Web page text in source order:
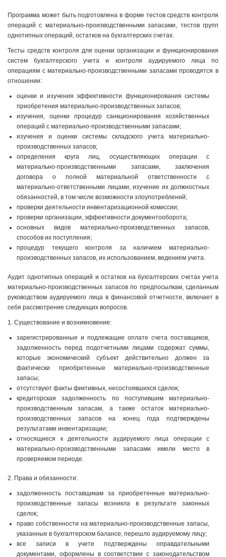
Программа может быть подготовлена в форме тестов средств контроля
операций с материально-производственными запасами, тестов групп
однотипных операций, остатков на бухгалтерских счетах.
Тесты средств контроля для оценки организации и функционирования
систем бухгалтерского учета и контроля аудируемого лица по
операциям с материально-производственными запасами проводятся в
отношении:
оценки и изучения эффективности функционирования системы
приобретения материально-производственных запасов;
изучения, оценки процедур санкционирования хозяйственных
операций с материально-производственными запасами;
изучения и оценки системы складского учета материально-
производственных запасов;
определения круга лиц, осуществляющих операции с
материально-производственными запасами, заключения
договора о полной материальной ответственности с
материально-ответственными лицами, изучение их должностных
обязанностей, в том числе возможности злоупотреблений;
проверки деятельности инвентаризационной комиссии;
проверки организации, эффективности документооборота;
основных видов материально-производственных запасов,
способов их поступления;
процедур текущего контроля за наличием материально-
производственных запасов, их использованием, ведением учета.
Аудит однотипных операций и остатков на бухгалтерских счетах учета
материально-производственных запасов по предпосылкам, сделанным
руководством аудируемого лица в финансовой отчетности, включает в
себя рассмотрение следующих вопросов.
1. Существование и возникновение:
зарегистрированные и подлежащие оплате счета поставщиков,
задолженность перед подотчетными лицами содержат суммы,
которые экономический субъект действительно должен за
фактически приобретенные материально-производственные
запасы;
отсутствуют факты фиктивных, несостоявшихся сделок;
кредиторская задолженность по поступившим материально-
производственным запасам, а также остаток материально-
производственных запасов на конец года подтверждены
результатами инвентаризации;
относящиеся к деятельности аудируемого лица операции с
материально-производственными запасами имели место в
проверяемом периоде.
2. Права и обязанности:
задолженность поставщикам за приобретенные материально-
производственные запасы возникла в результате законных
сделок;
право собственности на материально-производственные запасы,
указанные в бухгалтерском балансе, перешло аудируемому лицу;
все записи в учете подтверждены оправдательными
документами, оформлены в соответствии с законодательством